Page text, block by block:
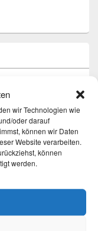
wir Technologien wie
oder darauf
können wir Daten
Website verarbeiten.
können
werden.